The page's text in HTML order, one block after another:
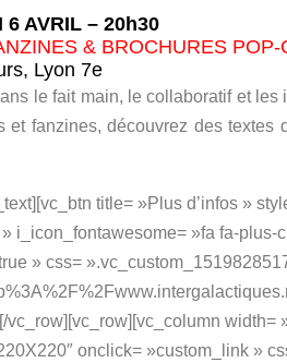
6 AVRIL – 20h30
& BROCHURES
Lyon 7e
le fait main, le collaboratif et
et fanzines, découvrez des textes
title= »Plus d’infos »
i_icon_fontawesome= »fa fa-plus-
» css=
vc_row][vc_row][vc_column width=
onclick= »custom_link »